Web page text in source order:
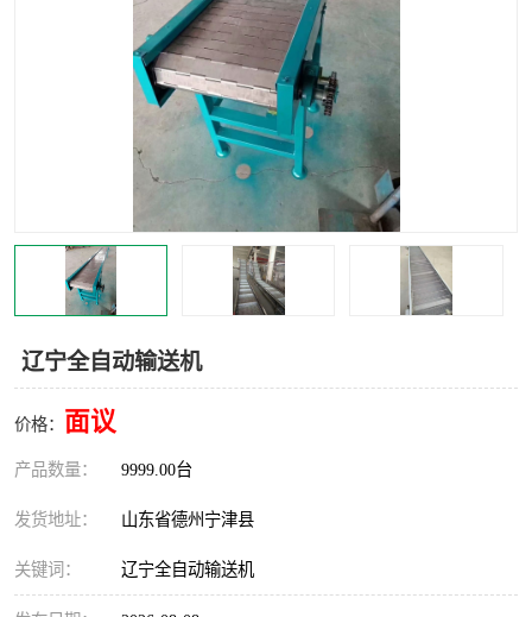
辽宁全自动输送机
价格： 面议
产品数量： 9999.00台
发货地址： 山东省德州宁津县
关键词： 辽宁全自动输送机
输送机
半自动输送机 全自动输送机
食品螺旋塔
木材撕碎机
塑料撕碎机